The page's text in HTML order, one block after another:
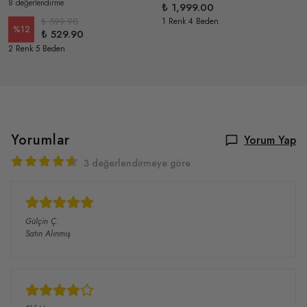
%12
₺ 599.90
₺ 529.90
2 Renk 5 Beden
₺ 1,999.00
1 Renk 4 Beden
Yorumlar Yorum Yap
3 değerlendirmeye göre
Gülçin Ç.
Satın Alınmış